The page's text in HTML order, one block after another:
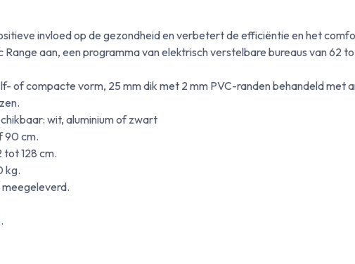
invloed op de gezondheid en verbetert de efficiëntie en het
aan, een programma van elektrisch verstelbare bureaus van 62
of compacte vorm, 25 mm dik met 2 mm PVC-randen behandeld
wit, aluminium of zwart
90 cm.
128 cm.
kg.